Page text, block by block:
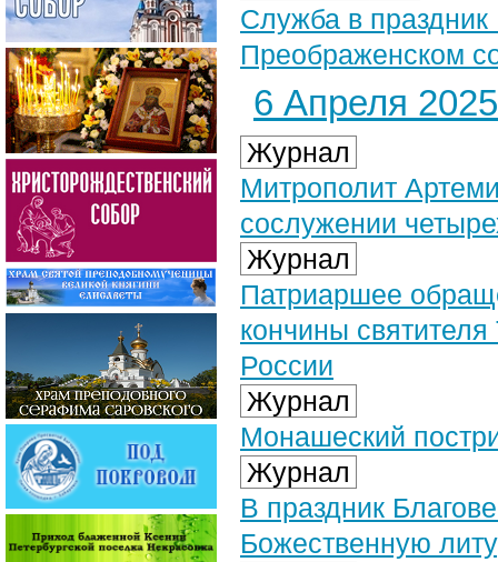
Служба в
Преображенском
6 Апреля 2025
Журнал
Митрополит
сослужении
Журнал
Патриаршее
кончины
России
Журнал
Монашеский
Журнал
В праздник
Божественную